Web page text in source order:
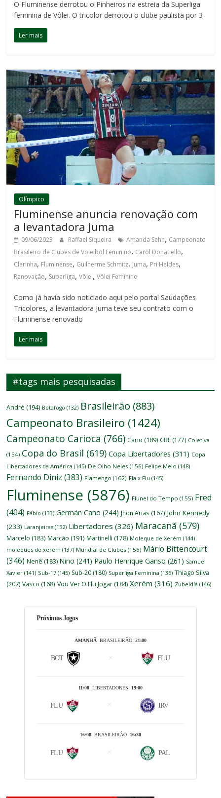
O Fluminense derrotou o Pinheiros na estreia da Superliga
feminina de Vôlei. O tricolor derrotou o clube paulista por 3
Ler mais
Olímpico
Fluminense anuncia renovação com
a levantadora Juma
09/06/2023 Raffael Siqueira Amanda Sehn, Campeonato
Brasileiro de Clubes de Voleibol Feminino, Carol Donatiello,
Clarinha, Fluminense, Guilherme Schmitz, Juma, Pri Heldes,
Renovação, Superliga,Vôlei,Vôlei Feminino
Como já havia sido noticiado aqui pelo portal Saudações
Tricolores, a levantadora Juma teve seu contrato com o
Fluminense renovado
Ler mais
#tags mais pesquisadas
André (194) Botafogo (132) Brasileirão (883)
Campeonato Brasileiro (1424)
Campeonato Carioca (766) Cano (189) CBF (177) Coletiva
(154) Copa do Brasil (619) Copa Libertadores (311) Copa
Libertadores da América (145) De Olho Neles (156) Felipe Melo (148)
Fernando Diniz (383) Flamengo (162) Fla x Flu (145)
Fluminense (5876) Flunel do Tempo (155) Fred
(404) Fábio (133) Germán Cano (244) Jhon Arias (167) John Kennedy
(233) Laranjeiras (152) Libertadores (326) Maracanã (579)
Marcelo (183) Marcão (191) Martinelli (178) Moleque de Xerém (144)
moleques de xerém (137) Mundial de Clubes (156) Mário Bittencourt
(346) Nenê (183) Nino (241) Paulo Henrique Ganso (261) Samuel
Xavier (141) Sub-17 (145) Sub-20 (180) Superliga Feminina (135) Thiago Silva
(207) Vasco (168) Vou Ver O Flu Jogar (184) Xerém (316) Zubeldía (146)
Próximos Jogos
AMANHÃBRASILEIRÃO 21:00
BOT FLU
11/08LIBERTADORES 19:00
FLU IRV
16/08BRASILEIRÃO 16:30
FLU PAL